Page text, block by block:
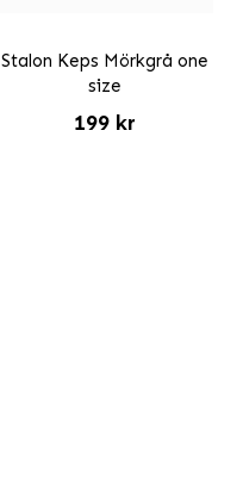
Stalon Keps Mörkgrå one
size
199 kr